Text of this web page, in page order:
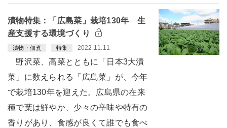
漬物特集：「広島菜」栽培130年 生
産支援する環境づくり
漬物・佃煮 特集 2022.11.11
野沢菜、高菜とともに「日本3大漬
菜」に数えられる「広島菜」が、今年
で栽培130年を迎えた。広島県の在来
種で葉は鮮やか、少々の辛味や特有の
香りがあり、食感が良くて誰でも食べ